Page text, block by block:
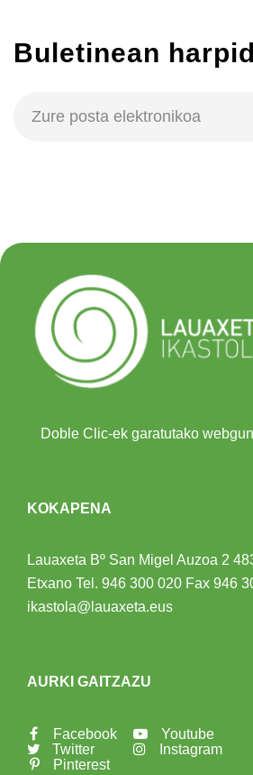
Buletinean
Doble Clic-ek garatutako
KOKAPENA
Lauaxeta Bº San Migel Auzoa 2
Etxano Tel. 946 300 020 Fax 946
ikastola@lauaxeta.eus
AURKI GAITZAZU
Facebook
Twitter
Pinterest
Youtube
Instagram